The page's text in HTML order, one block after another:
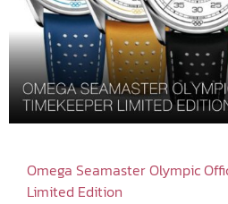
Omega Seamaster Olympic
Limited Edition